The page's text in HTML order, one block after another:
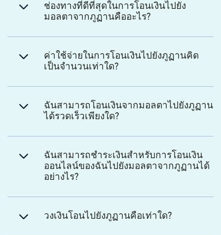
ช่องทางที่ดีที่สุดในการโอนเงินไปยัง
มอลตาจากภูฏานคืออะไร?
ค่าใช้จ่ายในการโอนเงินไปยังภูฏานคิด
เป็นจำนวนเท่าใด?
ฉันสามารถโอนเงินจากมอลตาไปยังภูฏาน
ได้รวดเร็วเพียงใด?
ฉันสามารถชำระเงินสำหรับการโอนเงิน
ออนไลน์ของฉันไปยังมอลตาจากภูฏานได้
อย่างไร?
วงเงินโอนไปยังภูฏานคือเท่าใด?